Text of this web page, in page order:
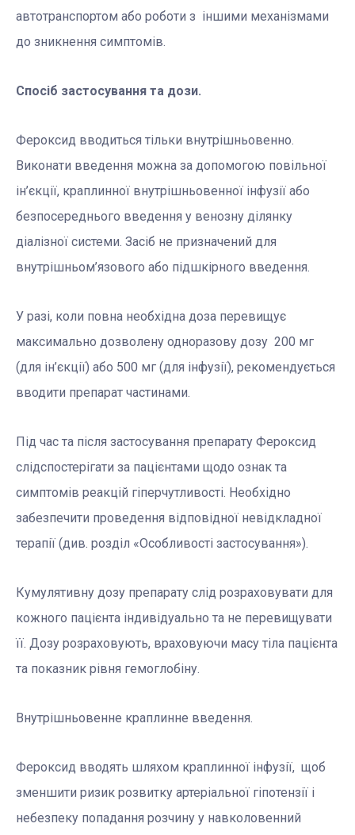
автотранспортом або роботи з іншими механізмами
до зникнення симптомів.
Спосіб застосування та дози.
Фероксид вводиться тільки внутрішньовенно.
Виконати введення можна за допомогою повільної
ін’єкції, краплинної внутрішньовенної інфузії або
безпосереднього введення у венозну ділянку
діалізної системи. Засіб не призначений для
внутрішньом’язового або підшкірного введення.
У разі, коли повна необхідна доза перевищує
максимально дозволену одноразову дозу 200 мг
(для ін’єкції) або 500 мг (для інфузії), рекомендується
вводити препарат частинами.
Під час та після застосування препарату Фероксид
слідспостерігати за пацієнтами щодо ознак та
симптомів реакцій гіперчутливості. Необхідно
забезпечити проведення відповідної невідкладної
терапії (див. розділ «Особливості застосування»).
Кумулятивну дозу препарату слід розраховувати для
кожного пацієнта індивідуально та не перевищувати
її. Дозу розраховують, враховуючи масу тіла пацієнта
та показник рівня гемоглобіну.
Внутрішньовенне краплинне введення.
Фероксид вводять шляхом краплинної інфузії, щоб
зменшити ризик розвитку артеріальної гіпотензії і
небезпеку попадання розчину у навколовенний